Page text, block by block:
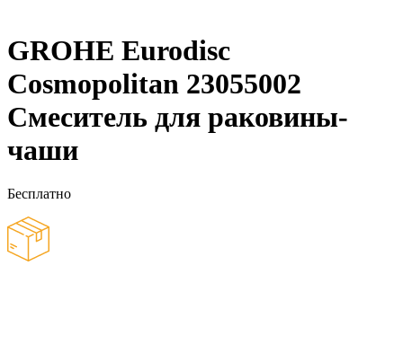
GROHE Eurodisc
Cosmopolitan 23055002
Смеситель для раковины-
чаши
Бесплатно